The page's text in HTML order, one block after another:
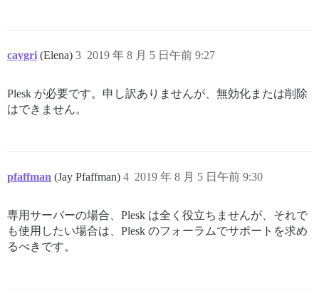
caygri (Elena) 2019 年 8 月 5 日午前 9:27
3
Plesk が必要です。申し訳ありませんが、無効化または削除
はできません。
pfaffman (Jay Pfaffman) 2019 年 8 月 5 日午前 9:30
4
専用サーバーの場合、Plesk は全く役立ちませんが、それで
も使用したい場合は、Plesk のフォーラムでサポートを求め
るべきです。